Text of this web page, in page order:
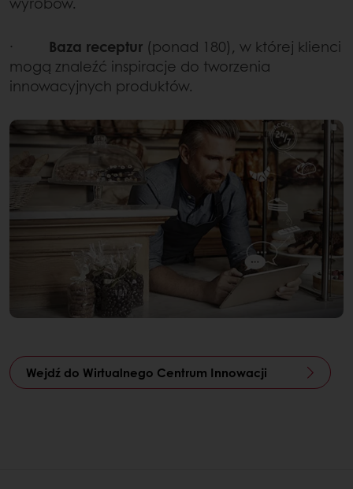
· Baza receptur (ponad 180), w której klienci
mogą znaleźć inspiracje do tworzenia
innowacyjnych produktów.
Wejdź do Wirtualnego Centrum Innowacji